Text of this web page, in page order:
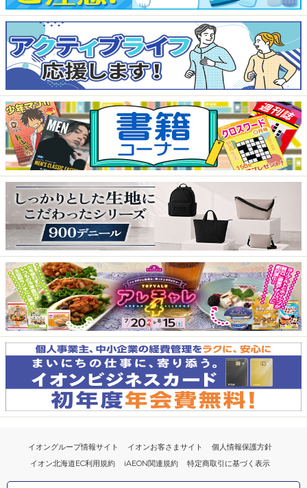
イオングループ情報サイト イオンお客さまサイト
個人情報保護方針
イオン北海道EC利用規約
iAEON関連規約 特定商取引に基づく表示